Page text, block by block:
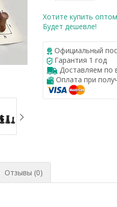
Хотите купить
Будет дешевле!
Официальный
Гарантия 1 год
Доставляем по
Оплата при
Отзывы (0)